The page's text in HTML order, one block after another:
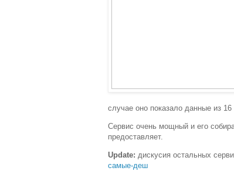
случае оно показало данные из
Сервис очень мощный и его
предоставляет.
Update: дискусия остальных
самые-деш